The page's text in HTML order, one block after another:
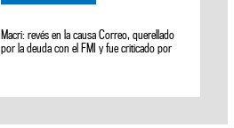
Macri: revés en la causa Correo, querellado
por la deuda con el FMI y fue criticado por